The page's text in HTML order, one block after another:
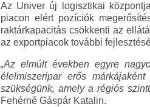
Az Univer új logisztikai
piacon elért pozíciók
raktárkapacitás csökkenti az
az exportpiacok további
„Az elmúlt években egyre
élelmiszeripar erős
szükségünk, amely a régiós
Fehérné Gáspár Katalin.